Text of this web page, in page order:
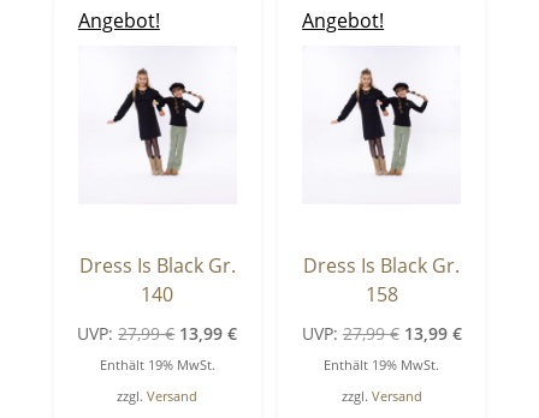
Angebot!
Dress Is Black Gr.
140
UVP: 27,99€ Ursprünglicher
Preis
war:
13,99€Aktueller
Enthält 19% MwSt.
zzgl.Versand
Angebot!
Dress Is Black Gr.
158
UVP: 27,99€ Ursprünglicher
Preis
war:
13,99 €Aktueller
Enthält 19% MwSt.
zzgl. Versand